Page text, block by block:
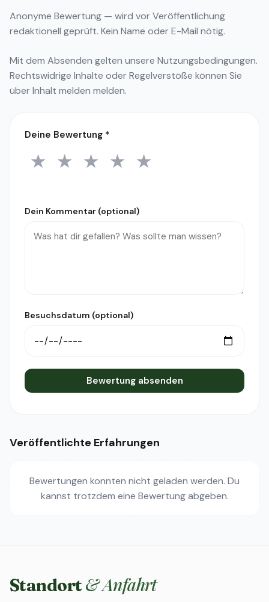
Anonyme Bewertung — wird vor Veröffentlichung
redaktionell geprüft. Kein Name oder E-Mail nötig.
Mit dem Absenden gelten unsere Nutzungsbedingungen.
Rechtswidrige Inhalte oder Regelverstöße können Sie
überInhalt melden melden.
Deine Bewertung *
1 Stern
★ 2 Sterne
★ 3 Sterne
★ 4 Sterne
★ 5 Sterne
★
Dein Kommentar (optional)
Besuchsdatum (optional)
Bewertung absenden
Veröffentlichte Erfahrungen
Bewertungen konnten nicht geladen werden. Du
kannst trotzdem eine Bewertung abgeben.
Standort & Anfahrt